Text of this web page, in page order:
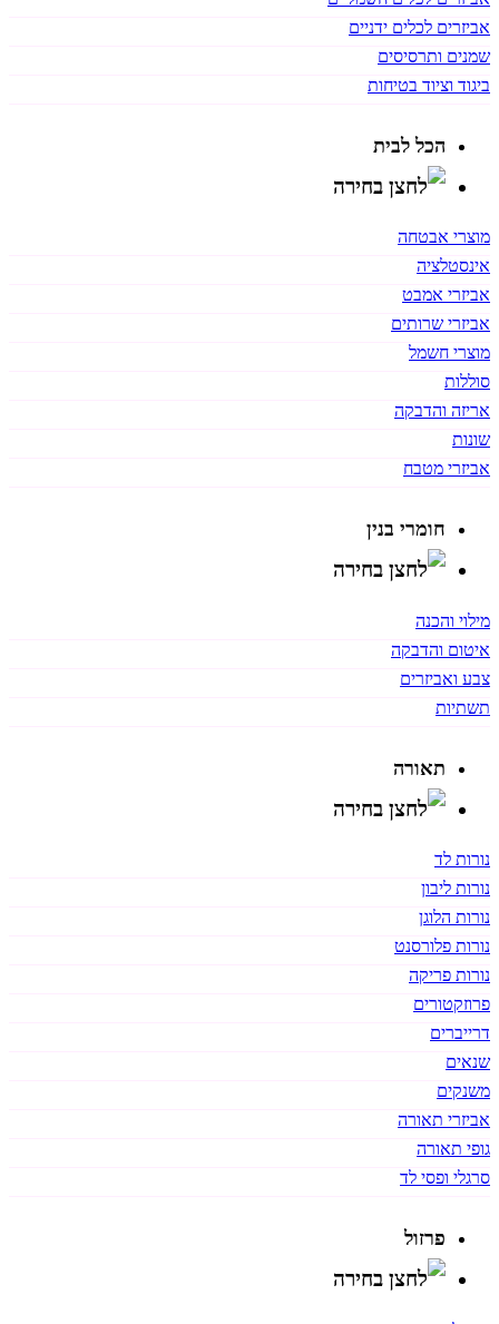
אביזרים לכלים ידניים
שמנים ותרסיסים
ביגוד וציוד בטיחות
הכל לבית
מוצרי אבטחה
אינסטלציה
אביזרי אמבט
אביזרי שרותים
מוצרי חשמל
סוללות
אריזה והדבקה
שונות
אביזרי מטבח
חומרי בנין
מילוי והכנה
איטום והדבקה
צבע ואביזרים
תשתיות
תאורה
נורות לד
נורות ליבון
נורות הלוגן
נורות פלורסנט
נורות פריקה
פרוזקטורים
דרייברים
שנאים
משנקים
אביזרי תאורה
גופי תאורה
סרגלי ופסי לד
פרזול